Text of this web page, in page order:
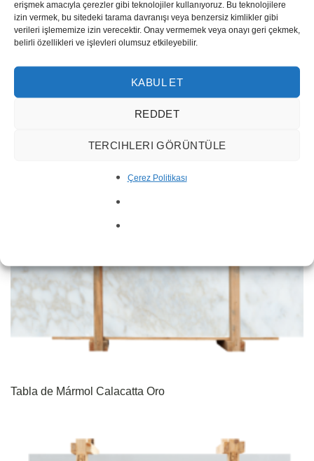
erişmek amacıyla çerezler gibi teknolojiler kullanıyoruz. Bu teknolojilere
izin vermek, bu sitedeki tarama davranışı veya benzersiz kimlikler gibi
verileri işlememize izin verecektir. Onay vermemek veya onayı geri çekmek,
belirli özellikleri ve işlevleri olumsuz etkileyebilir.
KABUL ET
REDDET
TERCIHLERI GÖRÜNTÜLE
Çerez Politikası
Panda Emerald Marble 1001
Tabla de Mármol Calacatta Oro